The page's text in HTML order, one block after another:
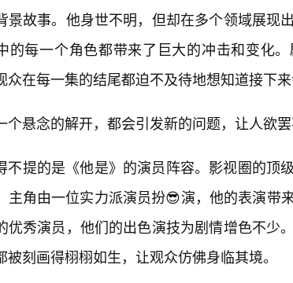
景故事。他身世不明，但却在多个领域展现
的每一个角色都带来了巨大的冲击和变化
众在每一集的结尾都迫不及待地想知道接下来
个悬念的解开，都会引发新的问题，让人欲罢
不提的是《他是》的演员阵容。影视圈的顶
主角由一位实力派演员扮😎演，他的表演带
优秀演员，他们的出色演技为剧情增色不少
被刻画得栩栩如生，让观众仿佛身临其境。